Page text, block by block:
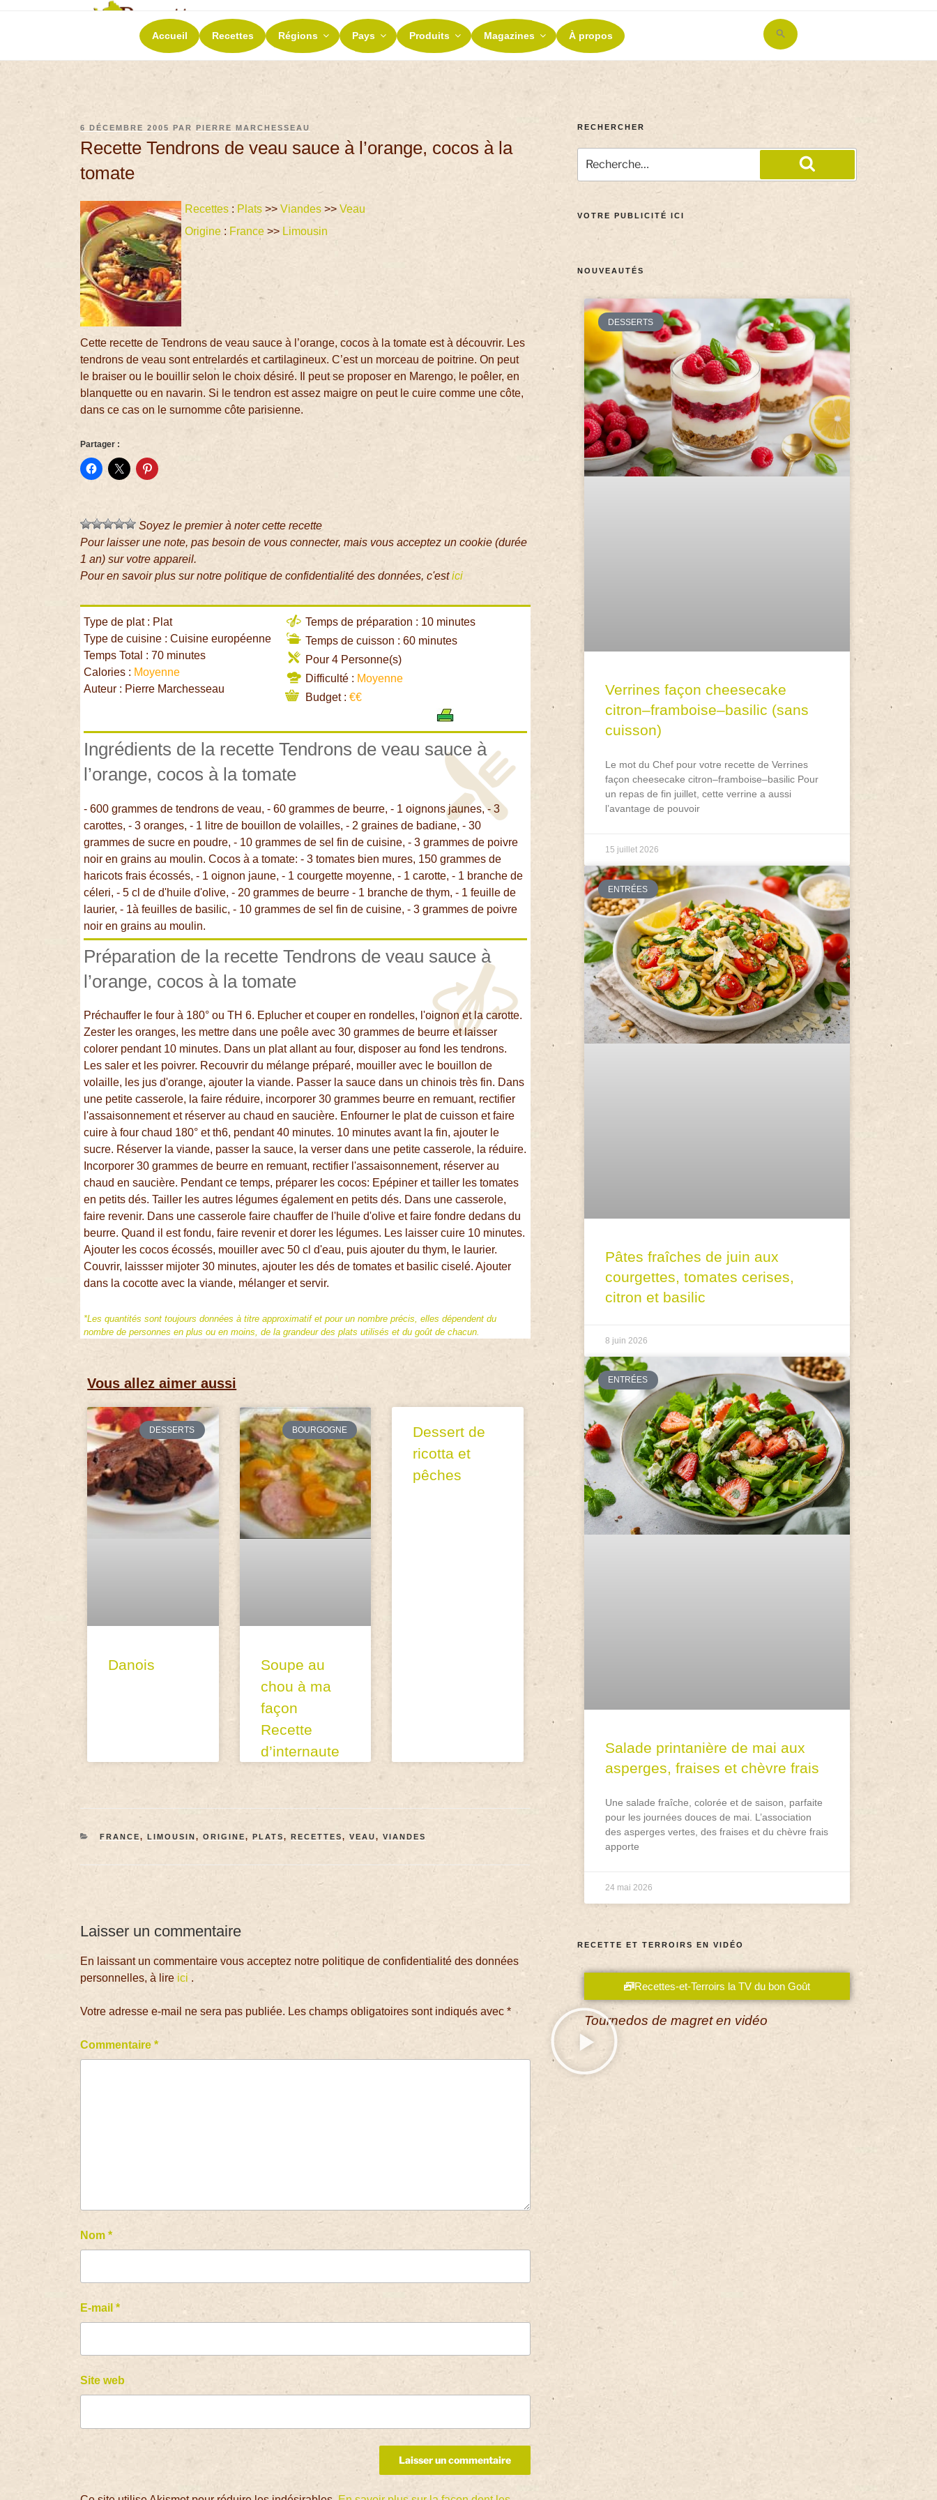
RECETTES ET TERROIRS
La richesse de nos terroirs
Accueil Recettes Régions Pays Produits Magazines À propos
Search
for:
6 DÉCEMBRE 2005 PARPIERRE MARCHESSEAU
Recette Tendrons de veau sauce à l’orange, cocos à la
tomate
Recettes : Plats >>Viandes >>Veau
Origine :France >> Limousin
Cette recette de Tendrons de veau sauce à l’orange, cocos à la tomate est à découvrir. Les
tendrons de veau sont entrelardés et cartilagineux. C’est un morceau de poitrine. On peut
le braiser ou le bouillir selon le choix désiré. Il peut se proposer en Marengo, le poêler, en
blanquette ou en navarin. Si le tendron est assez maigre on peut le cuire comme une côte,
dans ce cas on le surnomme côte parisienne.
Partager :
Soyez le premier à noter cette recette
Pour laisser une note, pas besoin de vous connecter, mais vous acceptez un cookie (durée
1 an) sur votre appareil.
Pour en savoir plus sur notre politique de confidentialité des données, c'estici
Type de plat : Plat
Type de cuisine : Cuisine européenne
Temps Total : 70 minutes
Calories : Moyenne
Auteur : Pierre Marchesseau
Temps de préparation : 10 minutes
Temps de cuisson : 60 minutes
Pour 4 Personne(s)
Difficulté : Moyenne
Budget :€€
Ingrédients de la recette Tendrons de veau sauce à
l’orange, cocos à la tomate
- 600 grammes de tendrons de veau, - 60 grammes de beurre, - 1 oignons jaunes, - 3
carottes, - 3 oranges, - 1 litre de bouillon de volailles, - 2 graines de badiane, - 30
grammes de sucre en poudre, - 10 grammes de sel fin de cuisine, - 3 grammes de poivre
noir en grains au moulin. Cocos à a tomate: - 3 tomates bien mures, 150 grammes de
haricots frais écossés, - 1 oignon jaune, - 1 courgette moyenne, - 1 carotte, - 1 branche de
céleri, - 5 cl de d'huile d'olive, - 20 grammes de beurre - 1 branche de thym, - 1 feuille de
laurier, - 1à feuilles de basilic, - 10 grammes de sel fin de cuisine, - 3 grammes de poivre
noir en grains au moulin.
Préparation de la recette Tendrons de veau sauce à
l’orange, cocos à la tomate
Préchauffer le four à 180° ou TH 6. Eplucher et couper en rondelles, l'oignon et la carotte.
Zester les oranges, les mettre dans une poêle avec 30 grammes de beurre et laisser
colorer pendant 10 minutes. Dans un plat allant au four, disposer au fond les tendrons.
Les saler et les poivrer. Recouvrir du mélange préparé, mouiller avec le bouillon de
volaille, les jus d'orange, ajouter la viande. Passer la sauce dans un chinois très fin. Dans
une petite casserole, la faire réduire, incorporer 30 grammes beurre en remuant, rectifier
l'assaisonnement et réserver au chaud en saucière. Enfourner le plat de cuisson et faire
cuire à four chaud 180° et th6, pendant 40 minutes. 10 minutes avant la fin, ajouter le
sucre. Réserver la viande, passer la sauce, la verser dans une petite casserole, la réduire.
Incorporer 30 grammes de beurre en remuant, rectifier l'assaisonnement, réserver au
chaud en saucière. Pendant ce temps, préparer les cocos: Epépiner et tailler les tomates
en petits dés. Tailler les autres légumes également en petits dés. Dans une casserole,
faire revenir. Dans une casserole faire chauffer de l'huile d'olive et faire fondre dedans du
beurre. Quand il est fondu, faire revenir et dorer les légumes. Les laisser cuire 10 minutes.
Ajouter les cocos écossés, mouiller avec 50 cl d'eau, puis ajouter du thym, le laurier.
Couvrir, laissser mijoter 30 minutes, ajouter les dés de tomates et basilic ciselé. Ajouter
dans la cocotte avec la viande, mélanger et servir.
*Les quantités sont toujours données à titre approximatif et pour un nombre précis, elles dépendent du
nombre de personnes en plus ou en moins, de la grandeur des plats utilisés et du goût de chacun.
Vous allez aimer aussi
DESSERTS
Danois
BOURGOGNE
Soupe au
chou à ma
façon
Recette
d’internaute
Dessert de
ricotta et
pêches
FRANCE, LIMOUSIN, ORIGINE, PLATS, RECETTES, VEAU, VIANDES
Laisser un commentaire
En laissant un commentaire vous acceptez notre politique de confidentialité des données
personnelles, à lire ici .
Votre adresse e-mail ne sera pas publiée. Les champs obligatoires sont indiqués avec*
Commentaire*
Nom*
E-mail*
Site web
RECHERCHER
VOTRE PUBLICITÉ ICI
NOUVEAUTÉS
DESSERTS
Verrines façon cheesecake
citron–framboise–basilic (sans
cuisson)
Le mot du Chef pour votre recette de Verrines
façon cheesecake citron–framboise–basilic Pour
un repas de fin juillet, cette verrine a aussi
l’avantage de pouvoir
15 juillet 2026
ENTRÉES
Pâtes fraîches de juin aux
courgettes, tomates cerises,
citron et basilic
8 juin 2026
ENTRÉES
Salade printanière de mai aux
asperges, fraises et chèvre frais
Une salade fraîche, colorée et de saison, parfaite
pour les journées douces de mai. L’association
des asperges vertes, des fraises et du chèvre frais
apporte
24 mai 2026
RECETTE ET TERROIRS EN VIDÉO
Recettes-et-Terroirs la TV du bon Goût
Tournedos de magret en vidéo